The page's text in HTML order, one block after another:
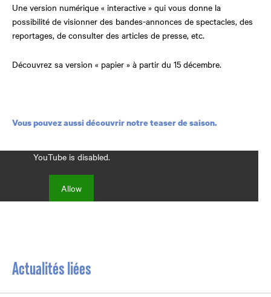
Une version numérique « interactive » qui vous donne la
possibilité de visionner des bandes-annonces de spectacles, des
reportages, de consulter des articles de presse, etc.
Découvrez sa version « papier » à partir du 15 décembre.
Vous pouvez aussi découvrir notre teaser de saison.
YouTube is disabled.
Allow
Actualités liées